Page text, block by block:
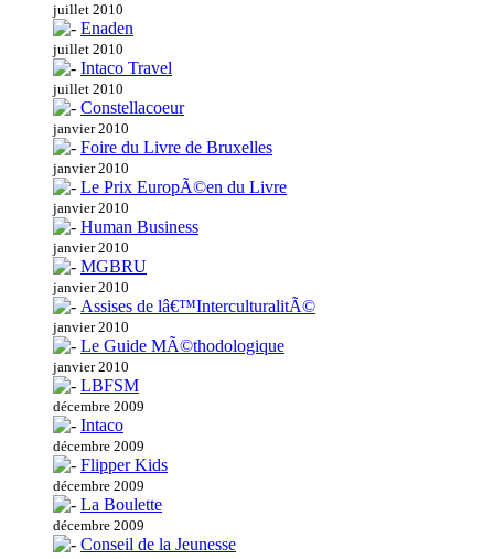
juillet 2010
Enaden
juillet 2010
Intaco Travel
juillet 2010
Constellacoeur
janvier 2010
Foire du Livre de Bruxelles
janvier 2010
Le Prix EuropÃ©en du Livre
janvier 2010
Human Business
janvier 2010
MGBRU
janvier 2010
Assises de lâ€™InterculturalitÃ©
janvier 2010
Le Guide MÃ©thodologique
janvier 2010
LBFSM
décembre 2009
Intaco
décembre 2009
Flipper Kids
décembre 2009
La Boulette
décembre 2009
Conseil de la Jeunesse